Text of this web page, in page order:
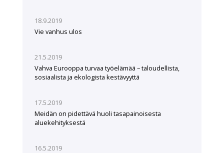
18.9.2019
Vie vanhus ulos
21.5.2019
Vahva Eurooppa turvaa työelämää – taloudellista,
sosiaalista ja ekologista kestävyyttä
17.5.2019
Meidän on pidettävä huoli tasapainoisesta
aluekehityksestä
16.5.2019